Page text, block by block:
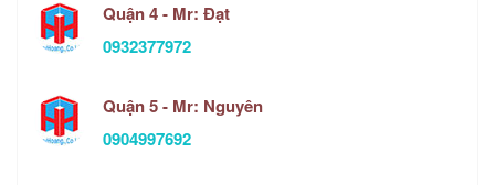
Quận 4 - Mr: Đạt
0932377972
Quận 5 - Mr: Nguyên
0904997692